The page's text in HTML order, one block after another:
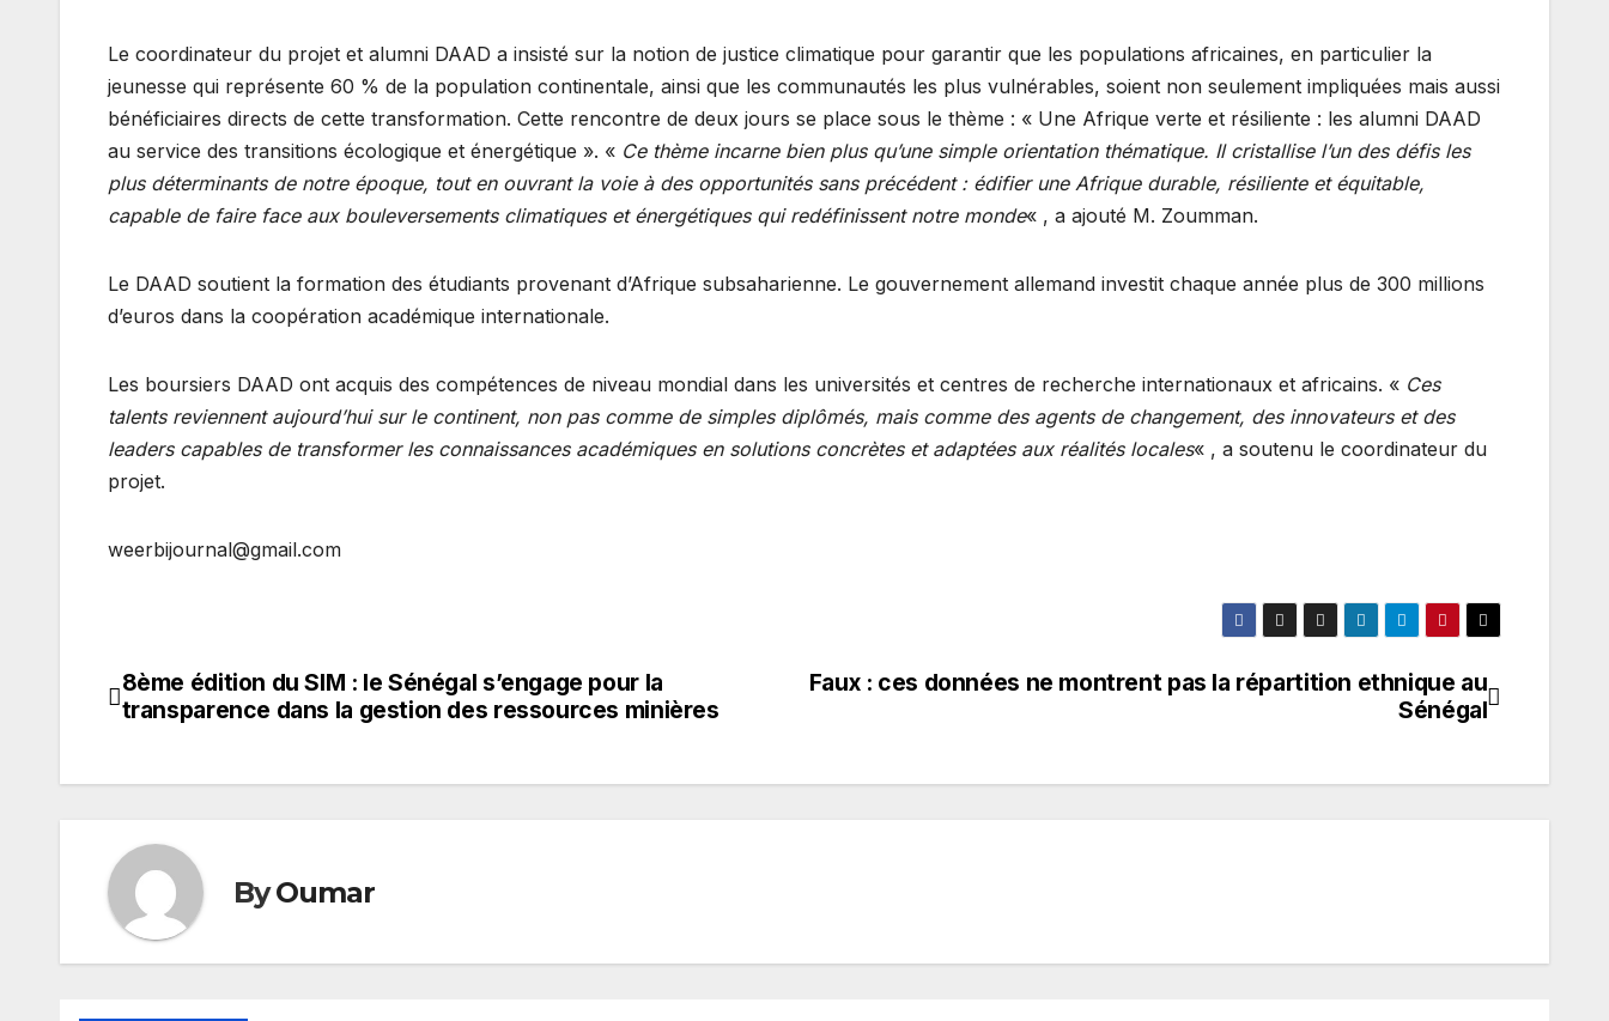
Le coordinateur du projet et alumni DAAD a insisté sur la notion de justice climatique pour garantir que les populations africaines, en particulier la
jeunesse qui représente 60 % de la population continentale, ainsi que les communautés les plus vulnérables, soient non seulement impliquées mais aussi
bénéficiaires directs de cette transformation. Cette rencontre de deux jours se place sous le thème : « Une Afrique verte et résiliente : les alumni DAAD
au service des transitions écologique et énergétique ». « Ce thème incarne bien plus qu’une simple orientation thématique. Il cristallise l’un des défis les
plus déterminants de notre époque, tout en ouvrant la voie à des opportunités sans précédent : édifier une Afrique durable, résiliente et équitable,
capable de faire face aux bouleversements climatiques et énergétiques qui redéfinissent notre monde« , a ajouté M. Zoumman.
Le DAAD soutient la formation des étudiants provenant d’Afrique subsaharienne. Le gouvernement allemand investit chaque année plus de 300 millions
d’euros dans la coopération académique internationale.
Les boursiers DAAD ont acquis des compétences de niveau mondial dans les universités et centres de recherche internationaux et africains. « Ces
talents reviennent aujourd’hui sur le continent, non pas comme de simples diplômés, mais comme des agents de changement, des innovateurs et des
leaders capables de transformer les connaissances académiques en solutions concrètes et adaptées aux réalités locales« , a soutenu le coordinateur du
projet.
weerbijournal@gmail.com
Navigation
l’article
Faux : ces données ne montrent pas la répartition ethnique au
Sénégal
8ème édition du SIM : le Sénégal s’engage pour la
transparence dans la gestion des ressources minières
ByOumar